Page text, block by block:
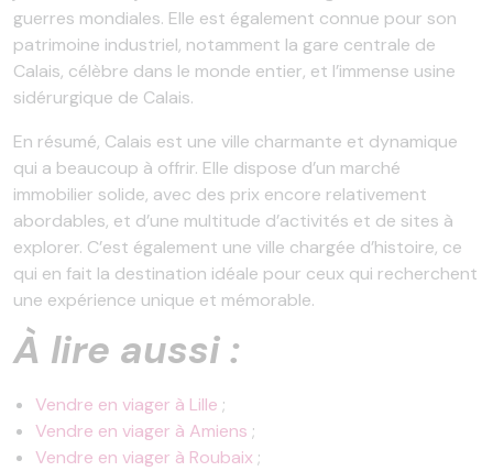
guerres mondiales. Elle est également connue pour son
patrimoine industriel, notamment la gare centrale de
Calais, célèbre dans le monde entier, et l’immense usine
sidérurgique de Calais.
En résumé, Calais est une ville charmante et dynamique
qui a beaucoup à offrir. Elle dispose d’un marché
immobilier solide, avec des prix encore relativement
abordables, et d’une multitude d’activités et de sites à
explorer. C’est également une ville chargée d’histoire, ce
qui en fait la destination idéale pour ceux qui recherchent
une expérience unique et mémorable.
À lire aussi :
Vendre en viager à Lille ;
Vendre en viager à Amiens ;
Vendre en viager à Roubaix ;